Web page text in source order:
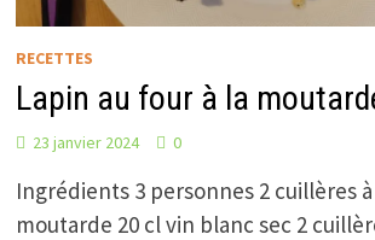
RECETTES
Lapin au four à la
23 janvier 2024 0
Ingrédients 3 personnes 2 cuillères
moutarde 20 cl vin blanc sec 2